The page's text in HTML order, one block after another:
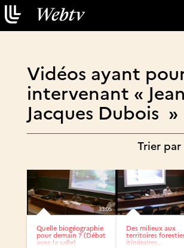
Vidéos ayant
intervenant «
Jacques Dubois »
Trier par
33:05
Quelle biogéographie
pour demain ? (Débat
avec la salle)
Des milieux aux
territoires
itinéraires...